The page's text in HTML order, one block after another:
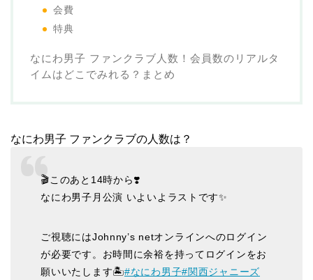
会費
特典
なにわ男子 ファンクラブ人数！会員数のリアルタ
イムはどこでみれる？まとめ
なにわ男子 ファンクラブの人数は？
🎬このあと14時から❣️
なにわ男子月公演 いよいよラストです✨
ご視聴にはJohnny’s netオンラインへのログイン
が必要です。お時間に余裕を持ってログインをお
願いいたします🏝#なにわ男子#関西ジャニーズ